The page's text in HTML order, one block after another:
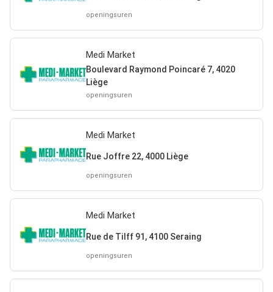
openingsuren
Medi Market
Boulevard Raymond Poincaré 7, 4020
Liège
openingsuren
Medi Market
Rue Joffre 22, 4000 Liège
openingsuren
Medi Market
Rue de Tilff 91, 4100 Seraing
openingsuren